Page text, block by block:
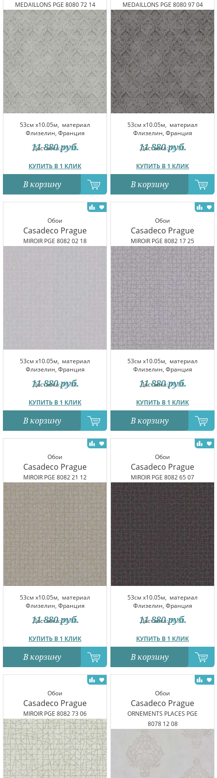
MEDAILLONS PGE 8080 72 14
53см x10.05м, материал
Флизелин, Франция
Доставка:10.08
КУПИТЬ В 1 КЛИК
11 880 руб.
В корзину
MEDAILLONS PGE 8080 97 04
53см x10.05м, материал
Флизелин, Франция
Доставка:10.08
КУПИТЬ В 1 КЛИК
11 880 руб.
В корзину
Обои
Casadeco Prague
MIROIR PGE 8082 02 18
53см x10.05м, материал
Флизелин, Франция
Доставка:10.08
КУПИТЬ В 1 КЛИК
11 880 руб.
В корзину
Обои
Casadeco Prague
MIROIR PGE 8082 17 25
53см x10.05м, материал
Флизелин, Франция
Доставка:10.08
КУПИТЬ В 1 КЛИК
11 880 руб.
В корзину
Обои
Casadeco Prague
MIROIR PGE 8082 21 12
53см x10.05м, материал
Флизелин, Франция
Доставка:10.08
КУПИТЬ В 1 КЛИК
11 880 руб.
В корзину
Обои
Casadeco Prague
MIROIR PGE 8082 65 07
53см x10.05м, материал
Флизелин, Франция
Доставка:10.08
КУПИТЬ В 1 КЛИК
11 880 руб.
В корзину
Обои
Casadeco Prague
MIROIR PGE 8082 73 06
Обои
Casadeco Prague
ORNEMENTS PLACES PGE
8078 12 08